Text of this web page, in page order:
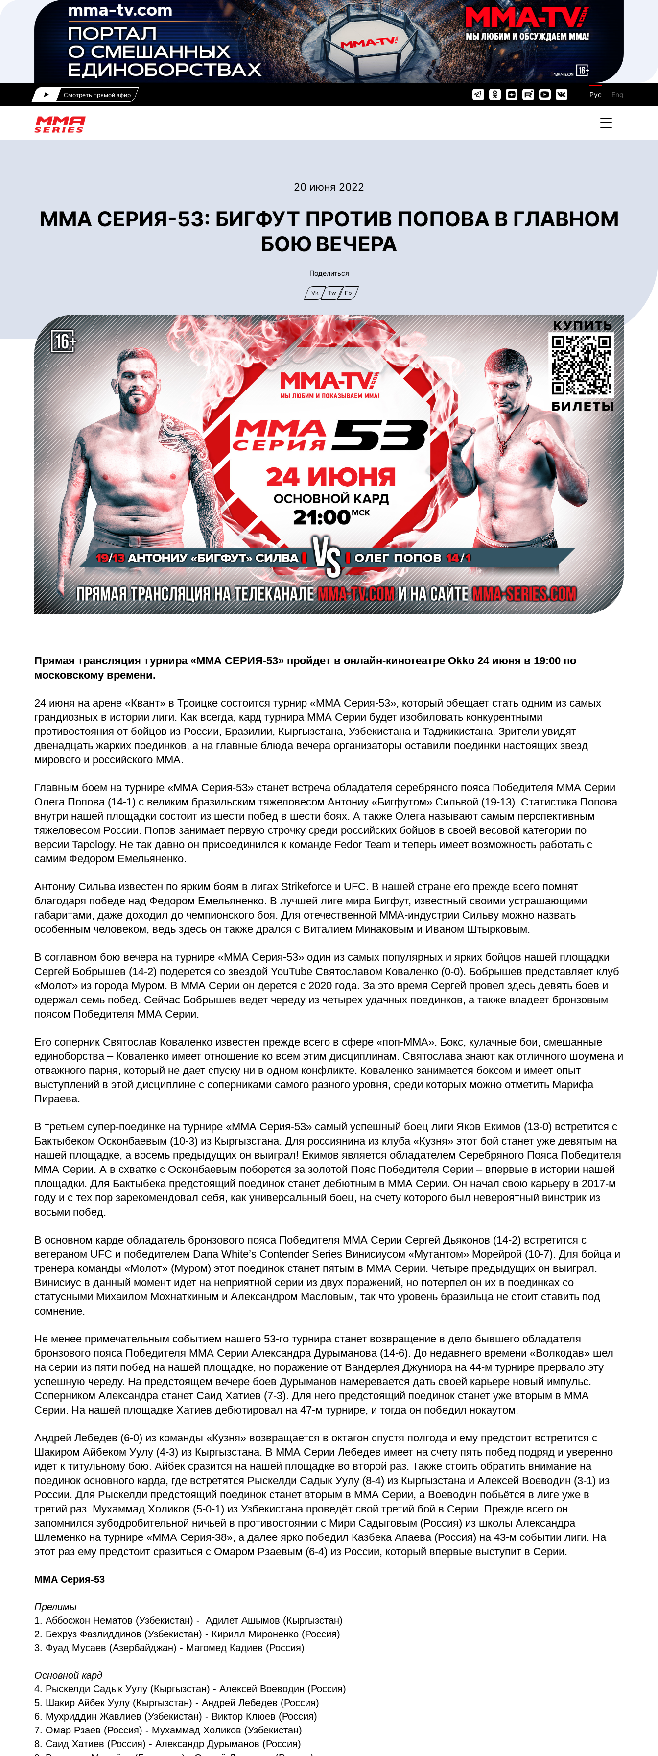
Смотреть прямой эфир Рус Eng
20 июня 2022
ММА СЕРИЯ-53: БИГФУТ ПРОТИВ ПОПОВА В ГЛАВНОМ
БОЮ ВЕЧЕРА
Поделиться
Vk Tw Fb
Прямая трансляция турнира «ММА СЕРИЯ-53» пройдет в онлайн-кинотеатре Okko 24 июня в 19:00 по
московскому времени.
24 июня на арене «Квант» в Троицке состоится турнир «ММА Серия-53», который обещает стать одним из самых
грандиозных в истории лиги. Как всегда, кард турнира ММА Серии будет изобиловать конкурентными
противостояния от бойцов из России, Бразилии, Кыргызстана, Узбекистана и Таджикистана. Зрители увидят
двенадцать жарких поединков, а на главные блюда вечера организаторы оставили поединки настоящих звезд
мирового и российского ММА.
Главным боем на турнире «ММА Серия-53» станет встреча обладателя серебряного пояса Победителя ММА Серии
Олега Попова (14-1) с великим бразильским тяжеловесом Антониу «Бигфутом» Сильвой (19-13). Статистика Попова
внутри нашей площадки состоит из шести побед в шести боях. А также Олега называют самым перспективным
тяжеловесом России. Попов занимает первую строчку среди российских бойцов в своей весовой категории по
версии Tapology. Не так давно он присоединился к команде Fedor Team и теперь имеет возможность работать с
самим Федором Емельяненко.
Антониу Сильва известен по ярким боям в лигах Strikeforce и UFC. В нашей стране его прежде всего помнят
благодаря победе над Федором Емельяненко. В лучшей лиге мира Бигфут, известный своими устрашающими
габаритами, даже доходил до чемпионского боя. Для отечественной ММА-индустрии Сильву можно назвать
особенным человеком, ведь здесь он также дрался с Виталием Минаковым и Иваном Штырковым.
В соглавном бою вечера на турнире «ММА Серия-53» один из самых популярных и ярких бойцов нашей площадки
Сергей Бобрышев (14-2) подерется со звездой YouTube Святославом Коваленко (0-0). Бобрышев представляет клуб
«Молот» из города Муром. В ММА Серии он дерется с 2020 года. За это время Сергей провел здесь девять боев и
одержал семь побед. Сейчас Бобрышев ведет череду из четырех удачных поединков, а также владеет бронзовым
поясом Победителя ММА Серии.
Его соперник Святослав Коваленко известен прежде всего в сфере «поп-ММА». Бокс, кулачные бои, смешанные
единоборства – Коваленко имеет отношение ко всем этим дисциплинам. Святослава знают как отличного шоумена и
отважного парня, который не дает спуску ни в одном конфликте. Коваленко занимается боксом и имеет опыт
выступлений в этой дисциплине с соперниками самого разного уровня, среди которых можно отметить Марифа
Пираева.
В третьем супер-поединке на турнире «ММА Серия-53» самый успешный боец лиги Яков Екимов (13-0) встретится с
Бактыбеком Осконбаевым (10-3) из Кыргызстана. Для россиянина из клуба «Кузня» этот бой станет уже девятым на
нашей площадке, а восемь предыдущих он выиграл! Екимов является обладателем Серебряного Пояса Победителя
ММА Серии. А в схватке с Осконбаевым поборется за золотой Пояс Победителя Серии – впервые в истории нашей
площадки. Для Бактыбека предстоящий поединок станет дебютным в ММА Серии. Он начал свою карьеру в 2017-м
году и с тех пор зарекомендовал себя, как универсальный боец, на счету которого был невероятный винстрик из
восьми побед.
В основном карде обладатель бронзового пояса Победителя ММА Серии Сергей Дьяконов (14-2) встретится c
ветераном UFC и победителем Dana White’s Contender Series Винисиусом «Мутантом» Морейрой (10-7). Для бойца и
тренера команды «Молот» (Муром) этот поединок станет пятым в ММА Серии. Четыре предыдущих он выиграл.
Винисиус в данный момент идет на неприятной серии из двух поражений, но потерпел он их в поединках со
статусными Михаилом Мохнаткиным и Александром Масловым, так что уровень бразильца не стоит ставить под
сомнение.
Не менее примечательным событием нашего 53-го турнира станет возвращение в дело бывшего обладателя
бронзового пояса Победителя ММА Серии Александра Дурыманова (14-6). До недавнего времени «Волкодав» шел
на серии из пяти побед на нашей площадке, но поражение от Вандерлея Джуниора на 44-м турнире прервало эту
успешную череду. На предстоящем вечере боев Дурыманов намеревается дать своей карьере новый импульс.
Соперником Александра станет Саид Хатиев (7-3). Для него предстоящий поединок станет уже вторым в ММА
Серии. На нашей площадке Хатиев дебютировал на 47-м турнире, и тогда он победил нокаутом.
Андрей Лебедев (6-0) из команды «Кузня» возвращается в октагон спустя полгода и ему предстоит встретится с
Шакиром Айбеком Уулу (4-3) из Кыргызстана. В ММА Серии Лебедев имеет на счету пять побед подряд и уверенно
идёт к титульному бою. Айбек сразится на нашей площадке во второй раз. Также стоить обратить внимание на
поединок основного карда, где встретятся Рыскелди Садык Уулу (8-4) из Кыргызстана и Алексей Воеводин (3-1) из
России. Для Рыскелди предстоящий поединок станет вторым в ММА Серии, а Воеводин побьётся в лиге уже в
третий раз. Мухаммад Холиков (5-0-1) из Узбекистана проведёт свой третий бой в Серии. Прежде всего он
запомнился зубодробительной ничьей в противостоянии с Мири Садыговым (Россия) из школы Александра
Шлеменко на турнире «ММА Серия-38», а далее ярко победил Казбека Апаева (Россия) на 43-м событии лиги. На
этот раз ему предстоит сразиться с Омаром Рзаевым (6-4) из России, который впервые выступит в Серии.
ММА Серия-53
Прелимы
1. Аббосжон Нематов (Узбекистан) - Адилет Ашымов (Кыргызстан)
2. Бехруз Фазлиддинов (Узбекистан) - Кирилл Мироненко (Россия)
3. Фуад Мусаев (Азербайджан) - Магомед Кадиев (Россия)
Основной кард
4. Рыскелди Садык Уулу (Кыргызстан) - Алексей Воеводин (Россия)
5. Шакир Айбек Уулу (Кыргызстан) - Андрей Лебедев (Россия)
6. Мухриддин Жавлиев (Узбекистан) - Виктор Клюев (Россия)
7. Омар Рзаев (Россия) - Мухаммад Холиков (Узбекистан)
8. Саид Хатиев (Россия) - Александр Дурыманов (Россия)